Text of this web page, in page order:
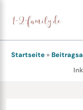
Inhalt
springen
Startseite »